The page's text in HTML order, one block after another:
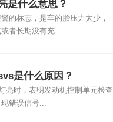
是什么意思？
的标志，是车的胎压力太少，
者长期没有充...
是什么原因？
亮时，表明发动机控制单元检查
错误信号...